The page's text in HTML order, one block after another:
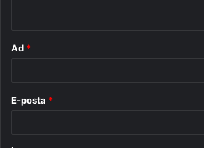
Ad *
E-posta *